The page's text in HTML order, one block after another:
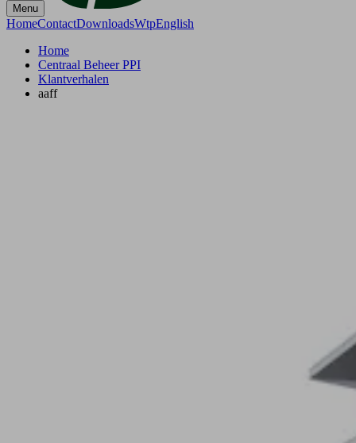
Menu
HomeContactDownloadsWtpEnglish
Home
Centraal Beheer PPI
Klantverhalen
aaff